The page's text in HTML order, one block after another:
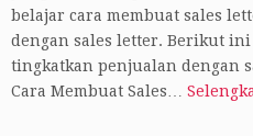
belajar cara membuat sales
dengan sales letter. Berikut
tingkatkan penjualan dengan
Cara Membuat Sales…